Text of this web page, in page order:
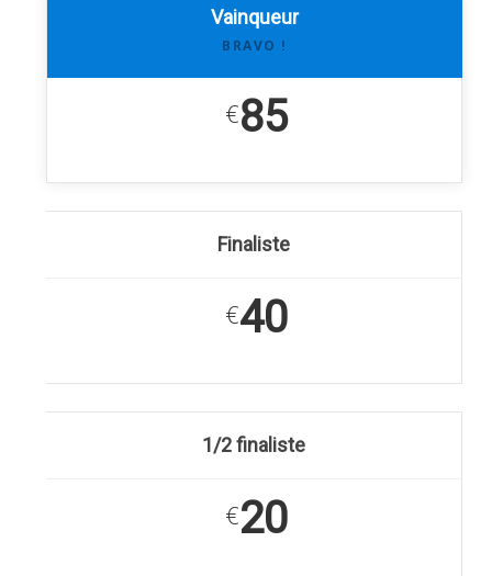
Vainqueur
BRAVO !
€
85
Finaliste
€
40
1/2 finaliste
€
20